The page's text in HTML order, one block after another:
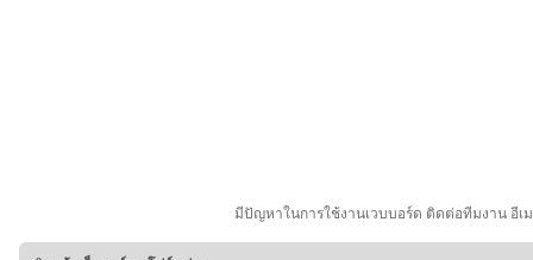
มีปัญหาในการใช้งานเวบบอร์ด ติดต่อทีมงาน อีเ